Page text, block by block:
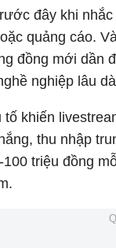
đây khi
quảng cáo.
đồng mới dần
nghiệp lâu
khiến
thu nhập
triệu đồng